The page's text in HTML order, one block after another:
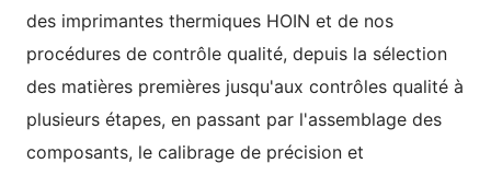
des imprimantes thermiques HOIN et de nos
procédures de contrôle qualité, depuis la sélection
des matières premières jusqu'aux contrôles qualité à
plusieurs étapes, en passant par l'assemblage des
composants, le calibrage de précision et